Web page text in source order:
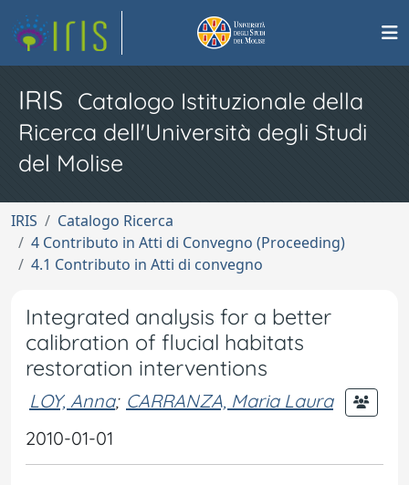
IRIS Catalogo Istituzionale della
Ricerca dell'Università degli Studi
del Molise
IRIS
Catalogo Ricerca
4 Contributo in Atti di Convegno (Proceeding)
4.1 Contributo in Atti di convegno
Integrated analysis for a better
calibration of flucial habitats
restoration interventions
LOY, Anna; CARRANZA, Maria Laura
2010-01-01